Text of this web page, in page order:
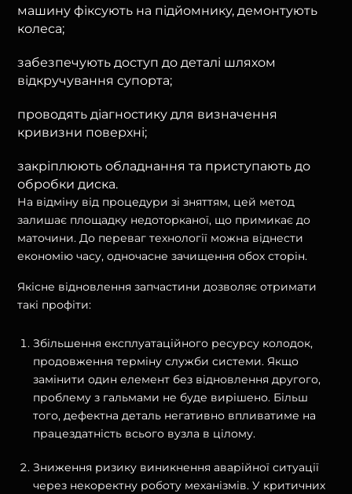
машину фіксують на підйомнику, демонтують
колеса;
забезпечують доступ до деталі шляхом
відкручування супорта;
проводять діагностику для визначення
кривизни поверхні;
закріплюють обладнання та приступають до
обробки диска.
На відміну від процедури зі зняттям, цей метод
залишає площадку недоторканої, що примикає до
маточини. До переваг технології можна віднести
економію часу, одночасне зачищення обох сторін.
Якісне відновлення запчастини дозволяє отримати
такі профіти:
Збільшення експлуатаційного ресурсу колодок,
продовження терміну служби системи. Якщо
замінити один елемент без відновлення другого,
проблему з гальмами не буде вирішено. Більш
того, дефектна деталь негативно впливатиме на
працездатність всього вузла в цілому.
Зниження ризику виникнення аварійної ситуації
через некоректну роботу механізмів. У критичних